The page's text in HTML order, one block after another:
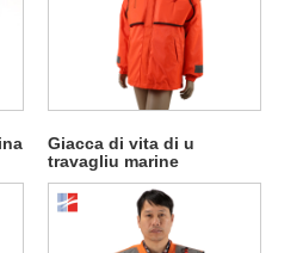
Giacca di vita di u
travagliu marine